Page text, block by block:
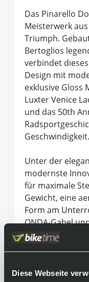
Diese Webseite
Das Pinarello
Meisterwerk
Triumph.
Bertoglios
verbindet
Design mit
exklusive Gloss
Luxter Venice
und das 50th
Geschwindigkeit.
Unter der
modernste
für maximale
Gewicht, eine
Form am
ONDA-Gabel
Fast Cockpit.
Dogma F